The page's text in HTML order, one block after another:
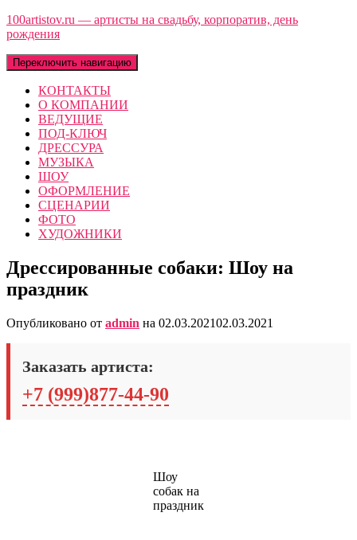
100artistov.ru — артисты на свадьбу, корпоратив, день
рождения
Переключить навигацию
КОНТАКТЫ
О КОМПАНИИ
ВЕДУЩИЕ
ПОД-КЛЮЧ
ДРЕССУРА
МУЗЫКА
ШОУ
ОФОРМЛЕНИЕ
СЦЕНАРИИ
ФОТО
ХУДОЖНИКИ
Дрессированные собаки: Шоу на
праздник
Опубликовано от admin на 02.03.202102.03.2021
Заказать артиста:
+7 (999)877-44-90
Шоу
собак на
праздник